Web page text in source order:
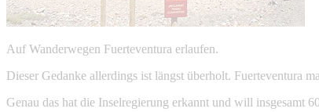
Auf Wanderwegen Fuerteventura erlaufen.
Dieser Gedanke allerdings ist längst überholt. Fuerteventura
Genau das hat die Inselregierung erkannt und will insgesamt